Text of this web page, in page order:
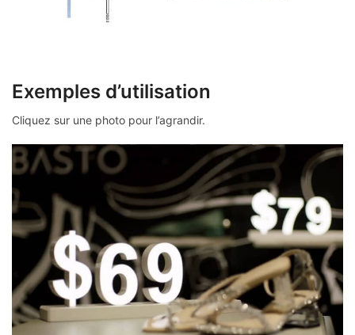
Exemples d’utilisation
Cliquez sur une photo pour l’agrandir.